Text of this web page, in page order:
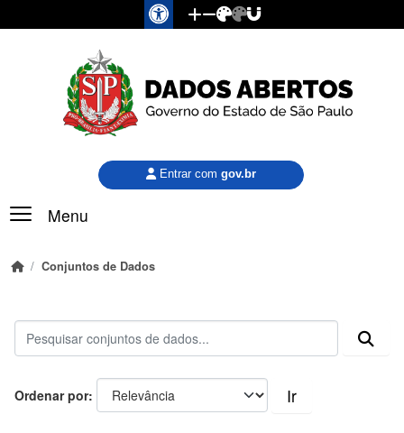
Pular para o conteúdo principal
Menu
Entrar com gov.br
Conjuntos de Dados
Ordenar por Ir